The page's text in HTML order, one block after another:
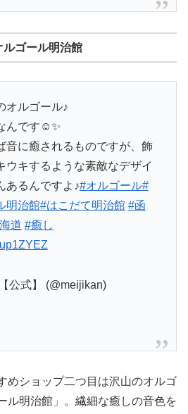
ゴール明治館
オルゴール♪
んです☺️✨
音に癒されるものですが、飾
ウキするような素敵なデザイ
あるんですよ♪#オルゴール#
明治館#はこだて明治館 #函
道 #癒し
公式】 (@meijikan)
めショップ二つ目は沢山のオルゴ
ル明治館」。繊細な癒しの音色を